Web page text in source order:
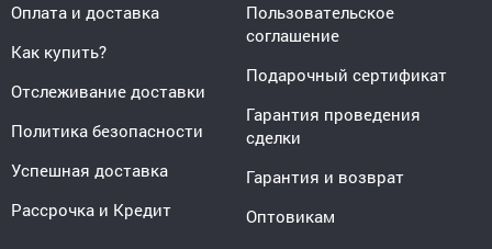
Оплата и доставка
Как купить?
Отслеживание доставки
Политика безопасности
Успешная доставка
Рассрочка и Кредит
Пользовательское
соглашение
Подарочный сертификат
Гарантия проведения
сделки
Гарантия и возврат
Оптовикам